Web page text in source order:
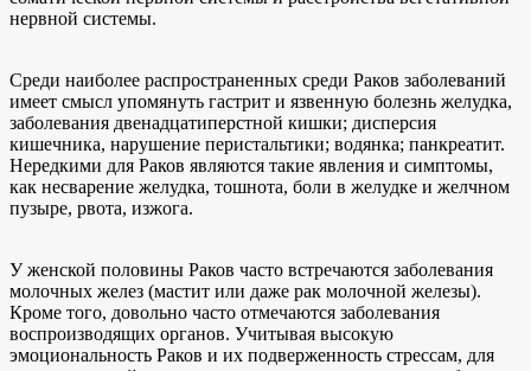
нервной системы.
Среди наиболее распространенных среди Раков заболеваний
имеет смысл упомянуть гастрит и язвенную болезнь желудка,
заболевания двенадцатиперстной кишки; дисперсия
кишечника, нарушение перистальтики; водянка; панкреатит.
Нередкими для Раков являются такие явления и симптомы,
как несварение желудка, тошнота, боли в желудке и желчном
пузыре, рвота, изжога.
У женской половины Раков часто встречаются заболевания
молочных желез (мастит или даже рак молочной железы).
Кроме того, довольно часто отмечаются заболевания
воспроизводящих органов. Учитывая высокую
эмоциональность Раков и их подверженность стрессам, для